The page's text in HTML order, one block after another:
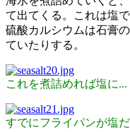
て出てくる。これは塩で
硫酸カルシウムは石膏
ていたりする。
これを煮詰めれば塩に...
すでにフライパンが塩だ